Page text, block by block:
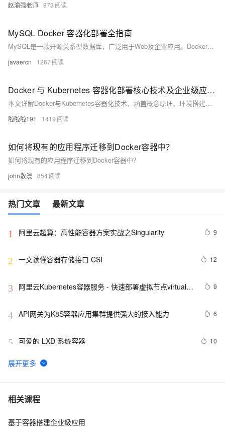
赵渝强老师 873
MySQL Docker 容器化部署全指南
MySQL是一款开源关系型数据库，广泛用于Web及企业应用。Docker容器化部署可解决环境不一致、依赖冲突问题，实现高效、隔离、轻量的MySQL服务运行，支持数据持久化与快速迁移，适用于开发、测试及生产环境。
javaercn 1267
Docker 与 Kubernetes 容器化部署核心技术及企业级应用实践全方案解析
本文详解Docker与Kubernetes容器化技术，涵盖概念原理、环境搭建、镜像构建、应用部署及监控扩展，助你掌握企业级容器化方案，提升应用开发与运维效率。
啦啦啦191 1419
如何将现有的应用程序迁移到Docker容器中？
如何将现有的应用程序迁移到Docker容器中？
john散漫 854
热门文章 最新文章
1 阿里云超算：高性能容器方案实战之Singularity 9
2 一文读懂容器存储接口 CSI 12
3
阿里云Kubernetes容器服务 - 快速部署虚拟节点virtual-
9
4 API网关为K8S容器应用集群提供强大的接入能力 6
5 可爱的 LXD 系统容器 10
6
妙到毫巅，在阿里云容器服务中体验RAPIDS加速数据科
7 构建插件式的应用程序框架(四)－服务容器
8 STL - 容器 - Forward List
相关课程
基于容器搭建企业级应用